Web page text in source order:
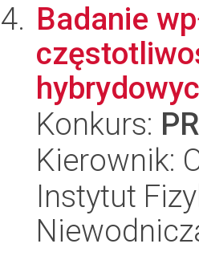
Badanie
Konkurs:
Kierownik:
Instytut